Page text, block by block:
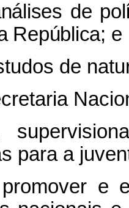
de
República; e
de
para a
e